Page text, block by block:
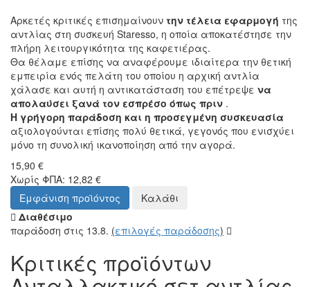
Αρκετές κριτικές επισημαίνουν την τέλεια εφαρμογή της
αντλίας στη συσκευή Staresso, η οποία αποκατέστησε την
πλήρη λειτουργικότητα της καφετιέρας.
Θα θέλαμε επίσης να αναφέρουμε ιδιαίτερα την θετική
εμπειρία ενός πελάτη του οποίου η αρχική αντλία
χάλασε και αυτή η αντικατάσταση του επέτρεψε να
απολαύσει ξανά τον εσπρέσο όπως πριν .
Η γρήγορη παράδοση και η προσεγμένη συσκευασία
αξιολογούνται επίσης πολύ θετικά, γεγονός που ενισχύει
μόνο τη συνολική ικανοποίηση από την αγορά.
15,90 €
Χωρίς ΦΠΑ: 12,82 €
Εμφάνιση προϊόντος
Καλάθι
Διαθέσιμο
παράδοση στις 13.8. (επιλογές παράδοσης)
Κριτικές προϊόντων